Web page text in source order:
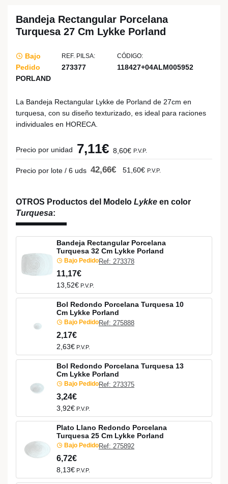
Bandeja Rectangular Porcelana
Turquesa 27 Cm Lykke Porland
Bajo
Pedido
REF. PILSA:
273377
CÓDIGO:
118427+04ALM005952
PORLAND
La Bandeja Rectangular Lykke de Porland de 27cm en
turquesa, con su diseño texturizado, es ideal para raciones
individuales en HORECA.
Precio por unidad 7,11€ 8,60€ P.V.P.
Precio por lote / 6 uds 42,66€ 51,60€ P.V.P.
OTROS Productos del Modelo Lykke en color
Turquesa:
Bandeja Rectangular Porcelana
Turquesa 32 Cm Lykke Porland
Bajo PedidoRef: 273378
11,17€
13,52€ P.V.P.
Bol Redondo Porcelana Turquesa 10
Cm Lykke Porland
Bajo PedidoRef: 275888
2,17€
2,63€ P.V.P.
Bol Redondo Porcelana Turquesa 13
Cm Lykke Porland
Bajo PedidoRef: 273375
3,24€
3,92€ P.V.P.
Plato Llano Redondo Porcelana
Turquesa 25 Cm Lykke Porland
Bajo PedidoRef: 275892
6,72€
8,13€ P.V.P.